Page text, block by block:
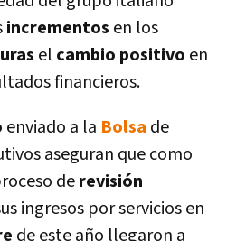
incrementos en los
el cambio positivo en
financieros.
enviado a la Bolsa de
aseguran que como
derevisión
ingresos por servicios en
de este año llegaron a